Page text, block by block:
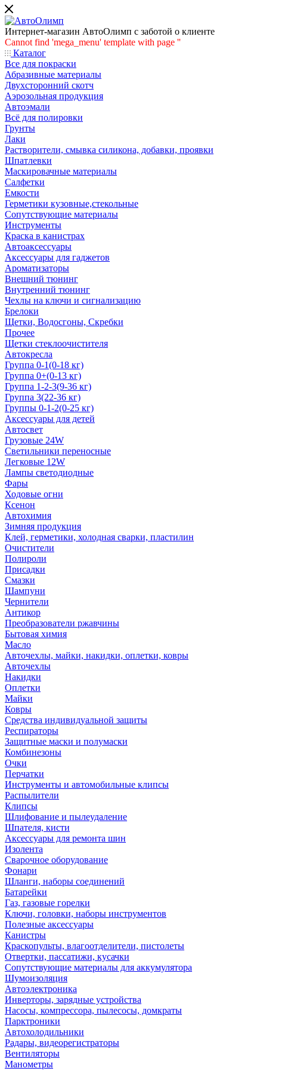
Интернет-магазин АвтоОлимп с заботой о клиенте
Cannot find 'mega_menu' template with page ''
Каталог
Все для покраски
Абразивные материалы
Двухсторонний скотч
Аэрозольная продукция
Автоэмали
Всё для полировки
Грунты
Лаки
Растворители, смывка силикона, добавки, проявки
Шпатлевки
Маскировачные материалы
Салфетки
Емкости
Герметики кузовные,стекольные
Сопутствующие материалы
Инструменты
Краска в канистрах
Автоаксессуары
Аксессуары для гаджетов
Ароматизаторы
Внешний тюнинг
Внутренний тюнинг
Чехлы на ключи и сигнализацию
Брелоки
Щетки, Водосгоны, Скребки
Прочее
Щетки стеклоочистителя
Автокресла
Группа 0-1(0-18 кг)
Группа 0+(0-13 кг)
Группа 1-2-3(9-36 кг)
Группа 3(22-36 кг)
Группы 0-1-2(0-25 кг)
Аксессуары для детей
Автосвет
Грузовые 24W
Светильники переносные
Легковые 12W
Лампы светодиодные
Фары
Ходовые огни
Ксенон
Автохимия
Зимняя продукция
Клей, герметики, холодная сварки, пластилин
Очистители
Полироли
Присадки
Смазки
Шампуни
Чернители
Антикор
Преобразователи ржавчины
Бытовая химия
Масло
Авточехлы, майки, накидки, оплетки, ковры
Авточехлы
Накидки
Оплетки
Майки
Ковры
Средства индивидуальной защиты
Респираторы
Защитные маски и полумаски
Комбинезоны
Очки
Перчатки
Инструменты и автомобильные клипсы
Распылители
Клипсы
Шлифование и пылеудаление
Шпателя, кисти
Аксессуары для ремонта шин
Изолента
Сварочное оборудование
Фонари
Шланги, наборы соединений
Батарейки
Газ, газовые горелки
Ключи, головки, наборы инструментов
Полезные аксессуары
Канистры
Краскопульты, влагоотделители, пистолеты
Отвертки, пассатижи, кусачки
Сопутствующие материалы для аккумулятора
Шумоизоляция
Автоэлектроника
Инверторы, зарядные устройства
Насосы, компрессора, пылесосы, домкраты
Парктроники
Автохолодильники
Радары, видеорегистраторы
Вентиляторы
Манометры